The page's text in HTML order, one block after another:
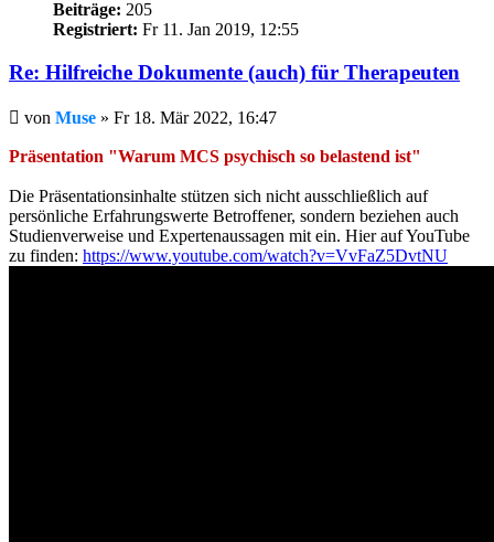
Beiträge: 205
Registriert: Fr 11. Jan 2019, 12:55
Re: Hilfreiche Dokumente (auch) für Therapeuten
Beitrag
von Muse » Fr 18. Mär 2022, 16:47
Präsentation "Warum MCS psychisch so belastend ist"
Die Präsentationsinhalte stützen sich nicht ausschließlich auf
persönliche Erfahrungswerte Betroffener, sondern beziehen auch
Studienverweise und Expertenaussagen mit ein. Hier auf YouTube
zu finden: https://www.youtube.com/watch?v=VvFaZ5DvtNU